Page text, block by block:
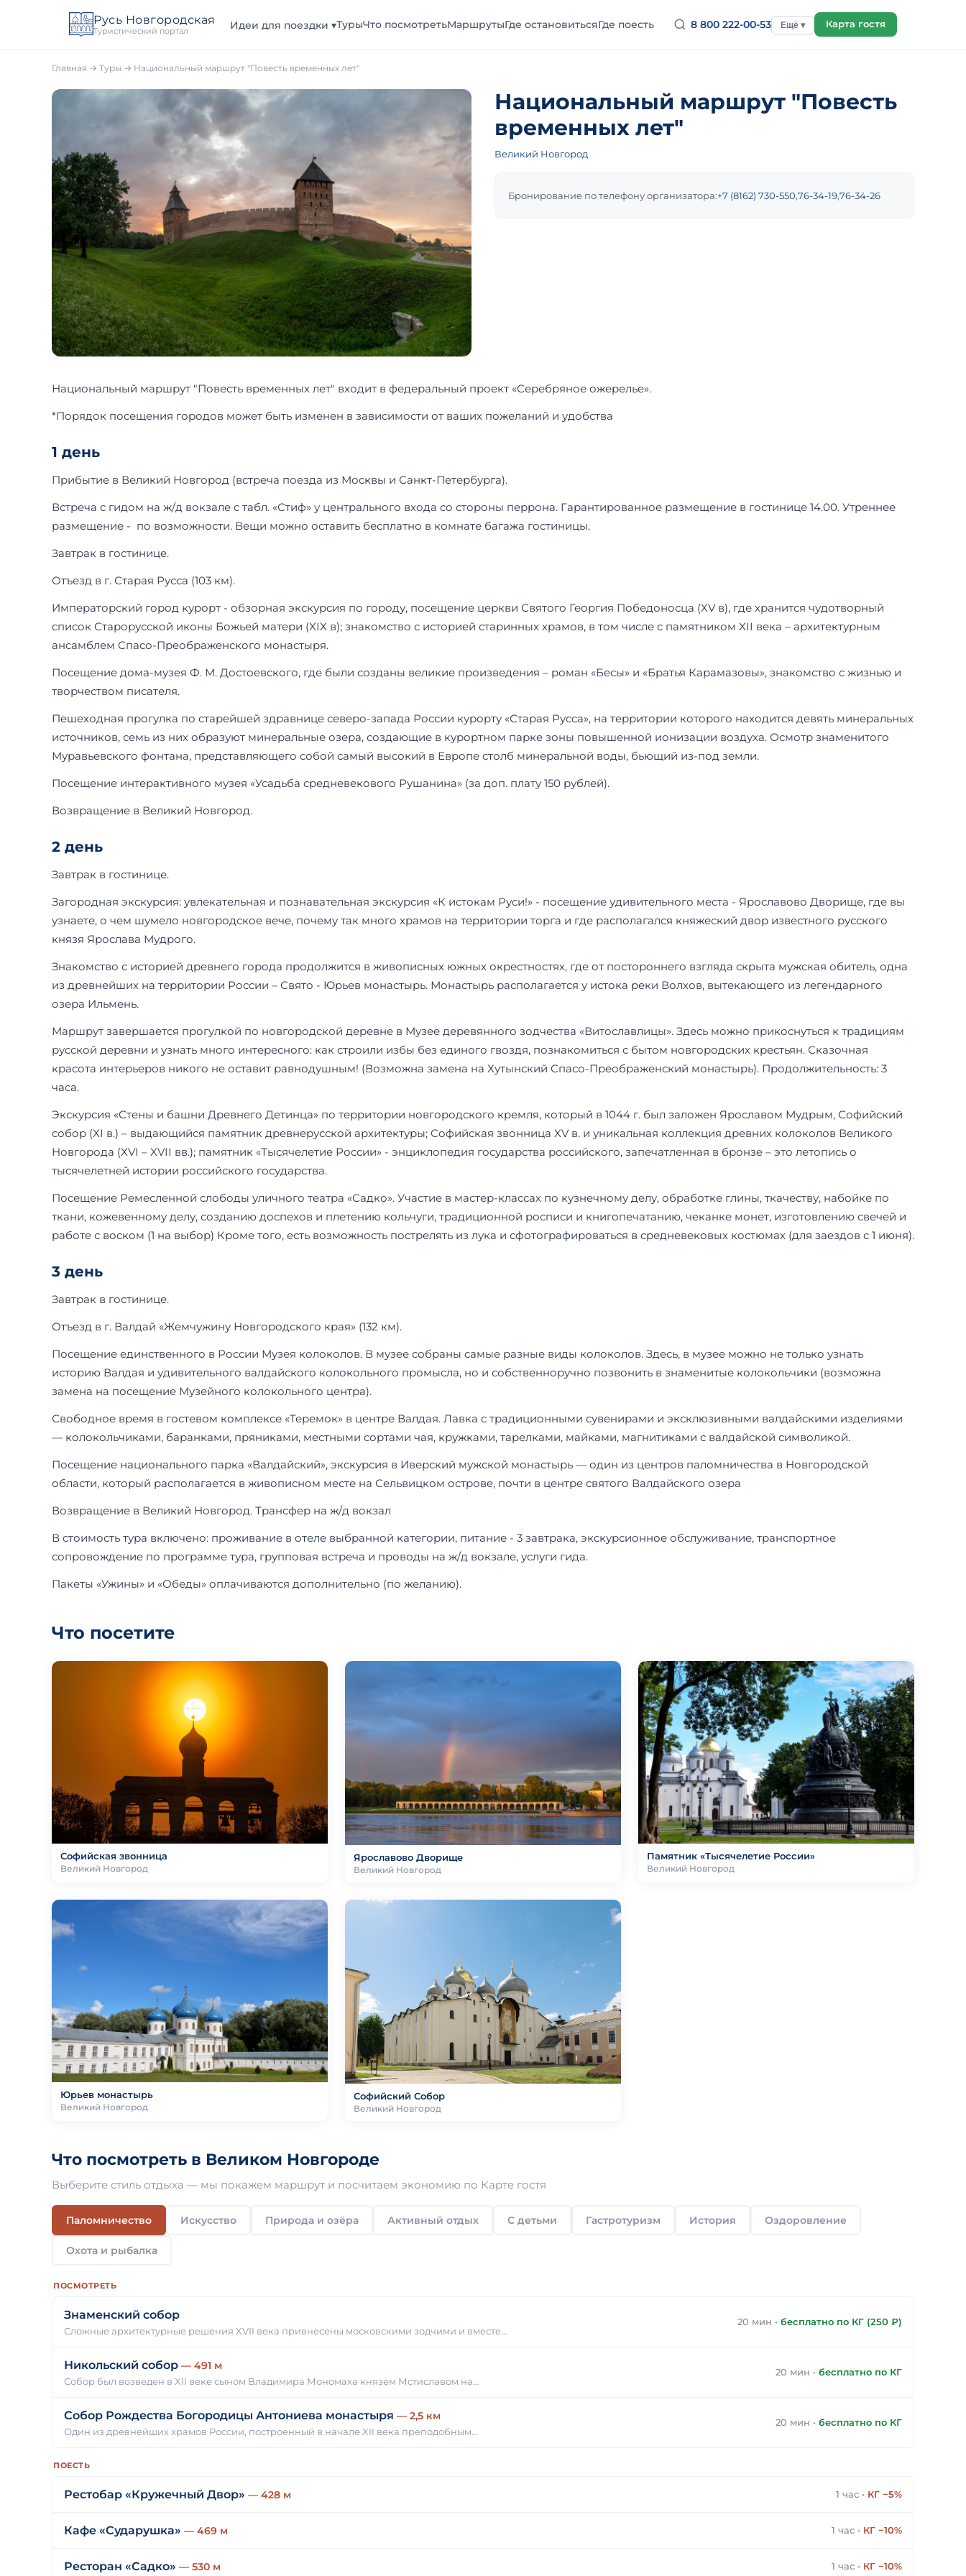
Русь Новгородская
Туристический портал
Идеи для поездки ▾ТурыЧто посмотретьМаршрутыГде остановитьсяГде поесть 8 800 222-00-53 Ещё ▾ Карта гостя
Главная → Туры → Национальный маршрут "Повесть временных лет"
Национальный маршрут "Повесть
временных лет"
Великий Новгород
Бронирование по телефону организатора:+7 (8162) 730-550,76-34-19,76-34-26
Национальный маршрут "Повесть временных лет" входит в федеральный проект «Серебряное ожерелье».
*Порядок посещения городов может быть изменен в зависимости от ваших пожеланий и удобства
1 день
Прибытие в Великий Новгород (встреча поезда из Москвы и Санкт-Петербурга).
Встреча с гидом на ж/д вокзале с табл. «Стиф» у центрального входа со стороны перрона. Гарантированное размещение в гостинице 14.00. Утреннее
размещение - по возможности. Вещи можно оставить бесплатно в комнате багажа гостиницы.
Завтрак в гостинице.
Отъезд в г. Старая Русса (103 км).
Императорский город курорт - обзорная экскурсия по городу, посещение церкви Святого Георгия Победоносца (XV в), где хранится чудотворный
список Старорусской иконы Божьей матери (XIX в); знакомство с историей старинных храмов, в том числе с памятником XII века – архитектурным
ансамблем Спасо-Преображенского монастыря.
Посещение дома-музея Ф. М. Достоевского, где были созданы великие произведения – роман «Бесы» и «Братья Карамазовы», знакомство с жизнью и
творчеством писателя.
Пешеходная прогулка по старейшей здравнице северо-запада России курорту «Старая Русса», на территории которого находится девять минеральных
источников, семь из них образуют минеральные озера, создающие в курортном парке зоны повышенной ионизации воздуха. Осмотр знаменитого
Муравьевского фонтана, представляющего собой самый высокий в Европе столб минеральной воды, бьющий из-под земли.
Посещение интерактивного музея «Усадьба средневекового Рушанина» (за доп. плату 150 рублей).
Возвращение в Великий Новгород.
2 день
Завтрак в гостинице.
Загородная экскурсия: увлекательная и познавательная экскурсия «К истокам Руси!» - посещение удивительного места - Ярославово Дворище, где вы
узнаете, о чем шумело новгородское вече, почему так много храмов на территории торга и где располагался княжеский двор известного русского
князя Ярослава Мудрого.
Знакомство с историей древнего города продолжится в живописных южных окрестностях, где от постороннего взгляда скрыта мужская обитель, одна
из древнейших на территории России – Свято - Юрьев монастырь. Монастырь располагается у истока реки Волхов, вытекающего из легендарного
озера Ильмень.
Маршрут завершается прогулкой по новгородской деревне в Музее деревянного зодчества «Витославлицы». Здесь можно прикоснуться к традициям
русской деревни и узнать много интересного: как строили избы без единого гвоздя, познакомиться с бытом новгородских крестьян. Сказочная
красота интерьеров никого не оставит равнодушным! (Возможна замена на Хутынский Спасо-Преображенский монастырь). Продолжительность: 3
часа.
Экскурсия «Стены и башни Древнего Детинца» по территории новгородского кремля, который в 1044 г. был заложен Ярославом Мудрым, Софийский
собор (XI в.) – выдающийся памятник древнерусской архитектуры; Софийская звонница XV в. и уникальная коллекция древних колоколов Великого
Новгорода (XVI – XVII вв.); памятник «Тысячелетие России» - энциклопедия государства российского, запечатленная в бронзе – это летопись о
тысячелетней истории российского государства.
Посещение Ремесленной слободы уличного театра «Садко». Участие в мастер-классах по кузнечному делу, обработке глины, ткачеству, набойке по
ткани, кожевенному делу, созданию доспехов и плетению кольчуги, традиционной росписи и книгопечатанию, чеканке монет, изготовлению свечей и
работе с воском (1 на выбор) Кроме того, есть возможность пострелять из лука и сфотографироваться в средневековых костюмах (для заездов с 1 июня).
3 день
Завтрак в гостинице.
Отъезд в г. Валдай «Жемчужину Новгородского края» (132 км).
Посещение единственного в России Музея колоколов. В музее собраны самые разные виды колоколов. Здесь, в музее можно не только узнать
историю Валдая и удивительного валдайского колокольного промысла, но и собственноручно позвонить в знаменитые колокольчики (возможна
замена на посещение Музейного колокольного центра).
Свободное время в гостевом комплексе «Теремок» в центре Валдая. Лавка с традиционными сувенирами и эксклюзивными валдайскими изделиями
— колокольчиками, баранками, пряниками, местными сортами чая, кружками, тарелками, майками, магнитиками с валдайской символикой.
Посещение национального парка «Валдайский», экскурсия в Иверский мужской монастырь — один из центров паломничества в Новгородской
области, который располагается в живописном месте на Сельвицком острове, почти в центре святого Валдайского озера
Возвращение в Великий Новгород. Трансфер на ж/д вокзал
В стоимость тура включено: проживание в отеле выбранной категории, питание - 3 завтрака, экскурсионное обслуживание, транспортное
сопровождение по программе тура, групповая встреча и проводы на ж/д вокзале, услуги гида.
Пакеты «Ужины» и «Обеды» оплачиваются дополнительно (по желанию).
Что посетите
Софийская звонница
Великий Новгород
Ярославово Дворище
Великий Новгород
Памятник «Тысячелетие России»
Великий Новгород
Юрьев монастырь
Великий Новгород
Софийский Собор
Великий Новгород
Что посмотреть в Великом Новгороде
Выберите стиль отдыха — мы покажем маршрут и посчитаем экономию по Карте гостя
Паломничество Искусство Природа и озёра Активный отдых С детьми Гастротуризм История Оздоровление
Охота и рыбалка
ПОСМОТРЕТЬ
Знаменский собор
Сложные архитектурные решения XVII века привнесены московскими зодчими и вместе…
20 мин · бесплатно по КГ (250 ₽)
Никольский собор — 491 м
Собор был возведен в XII веке сыном Владимира Мономаха князем Мстиславом на…
20 мин · бесплатно по КГ
Собор Рождества Богородицы Антониева монастыря — 2,5 км
Один из древнейших храмов России, построенный в начале XII века преподобным…
20 мин · бесплатно по КГ
ПОЕСТЬ
Рестобар «Кружечный Двор» — 428 м 1 час · КГ −5%
Кафе «Сударушка» — 469 м 1 час · КГ −10%
Ресторан «Садко» — 530 м 1 час · КГ −10%